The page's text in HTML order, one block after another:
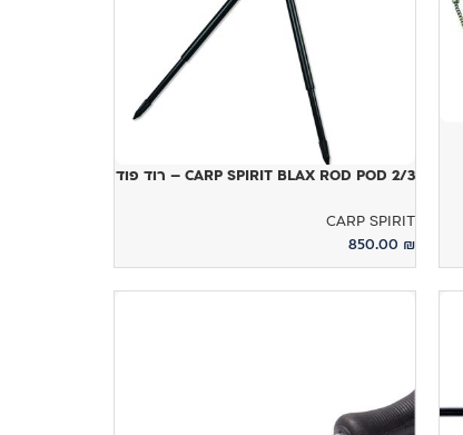
CARP SPIRIT BLAX ROD POD 2/3 – רוד פוד
CARP SPIRIT
850.00 ₪